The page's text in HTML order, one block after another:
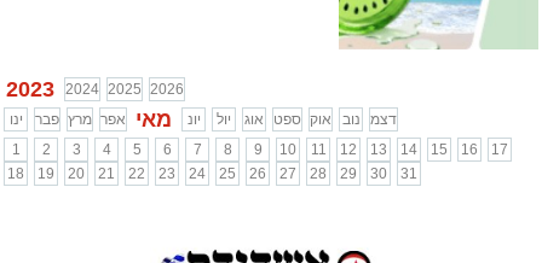
2023 2024 2025 2026
ינו
פבר מרץ אפר מאי יונ יול אוג ספט אוק נוב
דצמ
1
2 3 4 5 6 7 8 9 10 11 12 13 14 15 16
17
18
19 20 21 22 23 24 25 26 27 28 29 30 31